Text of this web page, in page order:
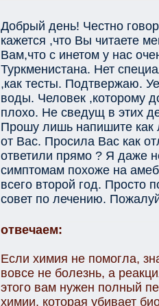
Добрый день! Честно
кажется ,что Вы читаете
Вам,что с инетом у нас
Туркменистана. Нет
,как тесты. Подтвержаю.
воды. Человек ,которому
плохо. Не сведущ в этих
Прошу лишь напишите как
от Вас. Просила Вас как
ответили прямо ? Я даже
симптомам похоже на
всего второй год. Просто
совет по лечению.
отвечаем:
Если химия не помогла,
вовсе не болезнь, а
этого вам нужен полный
химии, которая убивает